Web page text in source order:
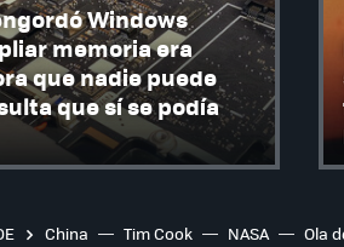
Windows
memoria era
que nadie puede
que sí se podía
China Tim Cook NASA Ola